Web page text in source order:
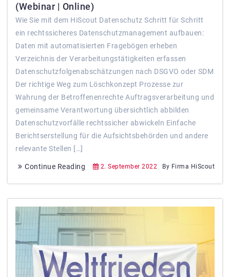
(Webinar | Online)
Wie Sie mit dem HiScout Datenschutz Schritt für Schritt
ein rechtssicheres Datenschutzmanagement aufbauen:
Daten mit automatisierten Fragebögen erheben
Verzeichnis der Verarbeitungstätigkeiten erfassen
Datenschutzfolgenabschätzungen nach DSGVO oder SDM
Der richtige Weg zum Löschkonzept Prozesse zur
Wahrung der Betroffenenrechte Auftragsverarbeitung und
gemeinsame Verantwortung übersichtlich abbilden
Datenschutzvorfälle rechtssicher abwickeln Einfache
Berichtserstellung für die Aufsichtsbehörden und andere
relevante Stellen […]
Continue Reading 2. September 2022 By Firma HiScout